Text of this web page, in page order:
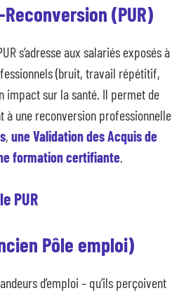
(PUR)
s’adresse aux salariés exposés à
(bruit, travail répétitif,
impact sur la santé. Il permet de
à une reconversion professionnelle
, une Validation des Acquis de
formation certifiante
PUR
Pôle emploi)
d’emploi – qu’ils perçoivent